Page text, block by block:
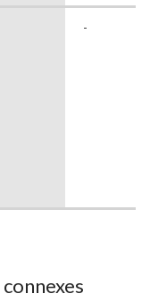
-